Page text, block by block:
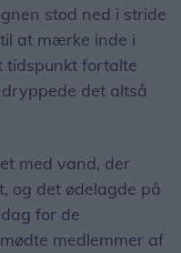
stod ned i stride
at mærke inde i
tidspunkt fortalte
det altså
med vand, der
og det ødelagde på
for de
medlemmer af